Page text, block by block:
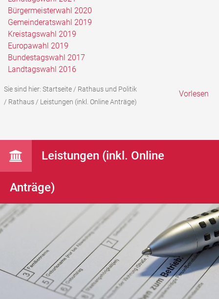
Bürgermeisterwahl 2020
Gemeinderatswahl 2019
Kreistagswahl 2019
Europawahl 2019
Bundestagswahl 2017
Landtagswahl 2016
Sie sind hier: Startseite/ Rathaus und Politik
/ Rathaus/ Leistungen (inkl. Online Anträge)
Vorlesen
Leistungen (inkl. Online
Anträge)